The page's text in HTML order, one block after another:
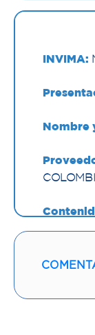
INVIMA:
Nombre